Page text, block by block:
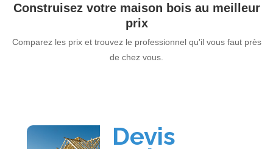
Construisez votre maison bois au meilleur
prix
Comparez les prix et trouvez le professionnel qu'il vous faut près
de chez vous.